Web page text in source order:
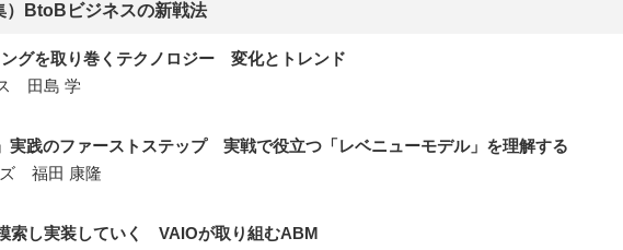
）BtoBビジネスの新戦法
グを取り巻くテクノロジー 変化とトレンド
田島 学
実践のファーストステップ 実戦で役立つ「レベニューモデル」を理解する
ズ 福田 康隆
索し実装していく VAIOが取り組むABM